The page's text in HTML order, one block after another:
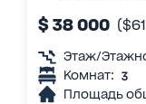
$ 38 000
Этаж/
Комнат: 3
Площадь